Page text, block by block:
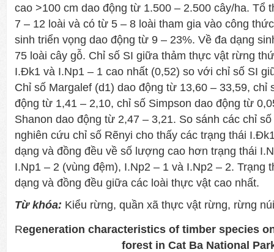
cao >100 cm dao động từ 1.500 – 2.500 cây/ha. Tổ
7 – 12 loài và có từ 5 – 8 loài tham gia vào công
sinh triển vọng dao động từ 9 – 23%. Về đa dạng
75 loài cây gỗ. Chỉ số SI giữa thảm thực vật rừng
I.Đk1 và I.Np1 – 1 cao nhất (0,52) so với chỉ số SI
Chỉ số Margalef (d1) dao động từ 13,60 – 33,59, chỉ
động từ 1,41 – 2,10, chỉ số Simpson dao động từ
Shanon dao động từ 2,47 – 3,21. So sánh các chỉ
nghiên cứu chỉ số Rẽnyi cho thấy các trạng thái
dạng và đồng đều về số lượng cao hơn trạng thái
I.Np1 – 2 (vùng đệm), I.Np2 – 1 và I.Np2 – 2. Trạng
dạng và đồng đều giữa các loài thực vật cao nhất.
Từ khóa: Kiểu rừng, quần xã thực vật rừng, rừng
Regeneration characteristics of timber species
forest in Cat Ba National